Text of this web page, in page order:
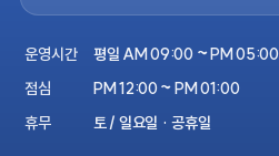
운영시간
평일 AM 09:00 ~ PM 05:00
점심
PM 12:00 ~ PM 01:00
휴무
토 / 일요일 · 공휴일